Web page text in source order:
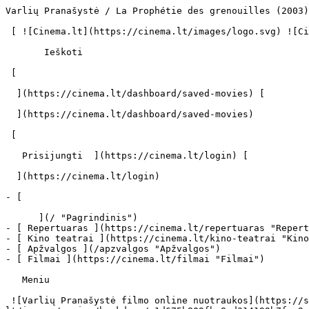
Varlių Pranašystė / La Prophétie des grenouilles (2003) | Filmo online info - cinema.lt                            Ieškoti     

 [ ![Cinema.lt](https://cinema.lt/images/logo.svg) ![Cinema.lt](https://cinema.lt/images/favicon.svg) ](https://cinema.lt "Cinema.lt")

       Ieškoti     

 [  

  ](https://cinema.lt/dashboard/saved-movies) [  

  ](https://cinema.lt/dashboard/saved-movies)

 [  

   Prisijungti  ](https://cinema.lt/login) [  

  ](https://cinema.lt/login) 

- [  

      ](/ "Pagrindinis")
- [ Repertuaras ](https://cinema.lt/repertuaras "Repertuaras")
- [ Kino teatrai ](https://cinema.lt/kino-teatrai "Kino teatrai")
- [ Apžvalgos ](/apzvalgos "Apžvalgos")
- [ Filmai ](https://cinema.lt/filmai "Filmai")

   Meniu   

 ![Varlių Pranašystė filmo online nuotraukos](https://s3.eu-central-1.amazonaws.com/cinema-lt/images/movies/backdrop/a1d675b809fbc8cd314199b7fce9a535/c/y0XVq2tKvQyyYm3E-lg.jpg)

 1. [ 

      cinema.lt  ](/)
2. [  Filmai  ](https://cinema.lt/filmai)
3. Varlių Pranašystė

   ![](https://cinema.lt/images/bookmarks/bookmark.svg)   

 [    ![Varlių Pranašystė filmo online nuotraukos](https://s3.eu-central-1.amazonaws.com/cinema-lt/images/movies/poster/d3787ef37e2ef9c4c9dabfb03f06d351/c/OODaTj253VzqiJCm-2xl.webp)  ](https://s3.eu-central-1.amazonaws.com/cinema-lt/images/movies/poster/d3787ef37e2ef9c4c9dabfb03f06d351/c/OODaTj253VzqiJCm-full.jpg) 

   ![](https://cinema.lt/images/bookmarks/bookmark.svg)   

 [    ![Varlių Pranašystė filmo online nuotraukos](https://s3.eu-central-1.amazonaws.com/cinema-lt/images/movies/poster/d3787ef37e2ef9c4c9dabfb03f06d351/c/OODaTj253VzqiJCm-2xl.webp)  ](https://s3.eu-central-1.amazonaws.com/cinema-lt/images/movies/poster/d3787ef37e2ef9c4c9dabfb03f06d351/c/OODaTj253VzqiJCm-full.jpg) 

Varlių Pranašystė La Prophétie des grenouilles La Prophétie Des Grenouilles 
============================================================================

 [ Animacinis ](https://cinema.lt/zanrai/animaciniai "Animacinis") 

 1 val. 30 min. 

 [  Filmo informacija   

  ](#storyline-with-details) 

 [ Animacinis ](https://cinema.lt/zanrai/animaciniai "Animacinis") 

 [ Premjera 2003 m. gruodžio 03 d. 

 Nerodomas kino teatruose 

 ](#repertoire) 

 Dalintis

 [ ![Facebook](https://cinema.lt/images/socials/facebook_icon_white.svg) ](https://www.facebook.com/sharer/sharer.php?u=https%3A%2F%2Fcinema.lt%2Ffilmai%2Fvarliu-pranasyste)[ ![Messenger](https://cinema.lt/images/socials/messenger_icon_white.svg) ](https://www.facebook.com/dialog/send?link=https%3A%2F%2Fcinema.lt%2Ffilmai%2Fvarliu-pranasyste&redirect_uri=https%3A%2F%2Fcinema.lt%2Ffilmai%2Fvarliu-pranasyste)[ ![LinkedIn](https://cinema.lt/images/socials/linkedin_icon_white.svg) ](https://www.linkedin.com/sharing/share-offsite/?url=https%3A%2F%2Fcinema.lt%2Ffilmai%2Fvarliu-pranasyste)  

  Kino mėgėjų įvertinimas  

  N/A  

   Įvertinti   

 Premjera 2003 m. gruodžio 03 d. 

 Nerodomas kino teatruose 

 Nerodomas kino teatruose 

  Kino mėgėjų įvertinimas  

  N/A  

   Įvertinti   

 Dalintis

 [ ![Facebook](https://cinema.lt/images/socials/facebook_icon_white.svg) ](https://www.facebook.com/sharer/sharer.php?u=https%3A%2F%2Fcinema.lt%2Ffilmai%2Fvarliu-pranasyste)[ ![Messenger](https://cinema.lt/images/socials/messenger_icon_white.svg) ](https://www.facebook.com/dialog/send?link=https%3A%2F%2Fcinema.lt%2Ffilmai%2Fvarliu-pranasyste&redirect_uri=https%3A%2F%2Fcinema.lt%2Ffilmai%2Fvarliu-pranasyste)[ ![LinkedIn](https://cinema.lt/images/socials/linkedin_icon_white.svg) ](https://www.linkedin.com/sharing/share-offsite/?url=https%3A%2F%2Fcinema.lt%2Ffilmai%2Fvarliu-pranasyste)  

 [ Siužetas ](#storyline-with-details) 
---------------------------------------

Tai sukrečianti legenda, kuri primena mums Nojaus arkos istoriją. Žemei gresia naujas tvanas. Keista grupelė, vadovaujama Ferdinando, meta iššūkį beprotiškai siautėjančioms gamtos jėgoms. Žmonės ir gyvūnai įtraukiami į neįtikėtinų nuotykių sūkurį...

 Žanras [ Animaciniai ](https://cinema.lt/zanrai/animaciniai "Animaciniai") 

 Originalo kalba Prancūzų / French (FR) 

 Filmo trukmė 1 val. 30 min. 

 [ Aktoriai ](#actors) 
-----------------------

 [  Filmo kreditai   

  ](https://cinema.lt/filmai/varliu-pranasyste/kreditai) 

  ![](https://cinema.lt/images/